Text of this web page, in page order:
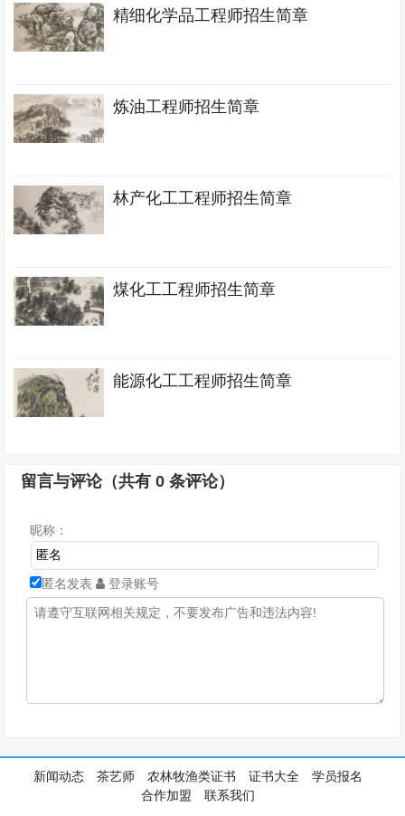
精细化学品工程师招生简章
炼油工程师招生简章
林产化工工程师招生简章
煤化工工程师招生简章
能源化工工程师招生简章
留言与评论（共有0 条评论）
昵称：
匿名发表 登录账号
新闻动态 茶艺师 农林牧渔类证书 证书大全
学员报名
合作加盟
联系我们